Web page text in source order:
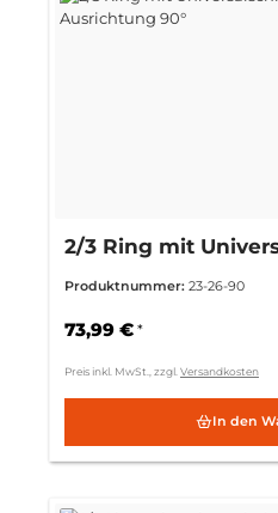
2/3 Ring mit
Produktnummer: 23-26-90
73,99 € *
Preis inkl. MwSt., zzgl. Versandkosten
In den